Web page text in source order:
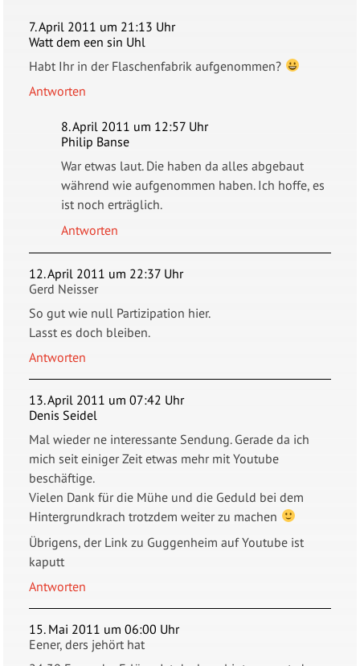
7. April 2011 um 21:13 Uhr
Watt dem een sin Uhl
Habt Ihr in der Flaschenfabrik aufgenommen?
Antworten
8. April 2011 um 12:57 Uhr
Philip Banse
War etwas laut. Die haben da alles abgebaut
während wie aufgenommen haben. Ich hoffe, es
ist noch erträglich.
Antworten
12. April 2011 um 22:37 Uhr
Gerd Neisser
So gut wie null Partizipation hier.
Lasst es doch bleiben.
Antworten
13. April 2011 um 07:42 Uhr
Denis Seidel
Mal wieder ne interessante Sendung. Gerade da ich
mich seit einiger Zeit etwas mehr mit Youtube
beschäftige.
Vielen Dank für die Mühe und die Geduld bei dem
Hintergrundkrach trotzdem weiter zu machen
Übrigens, der Link zu Guggenheim auf Youtube ist
kaputt
Antworten
15. Mai 2011 um 06:00 Uhr
Eener, ders jehört hat